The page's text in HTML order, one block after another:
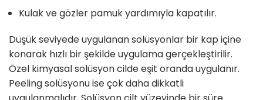
Kulak ve gözler pamuk yardımıyla kapatılır.
Düşük seviyede uygulanan solüsyonlar bir kap içine
konarak hızlı bir şekilde uygulama gerçekleştirilir.
Özel kimyasal solüsyon cilde eşit oranda uygulanır.
Peeling solüsyonu ise çok daha dikkatli